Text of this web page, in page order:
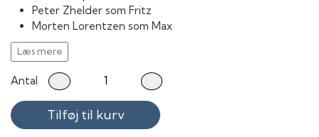
Peter Zhelder som Fritz
Morten Lorentzen som Max
Hella Joof som Doris
Klaus Bondam som Esmeralda
Pernille Højmark som Pip Olga
Kaya Brüel som Dina
Molly Hegner som Grimme
Laura Christensen som Freja
Læs mere
Antal
Tilføj til kurv